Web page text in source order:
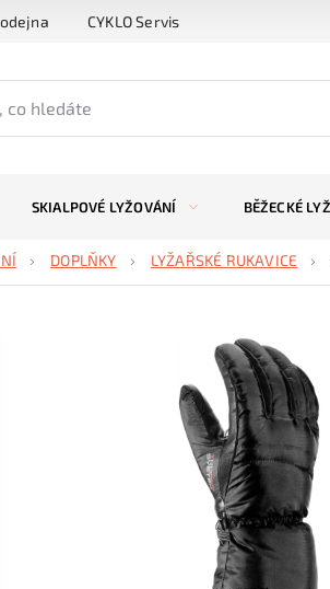
CYKLO Servis
SKIALPOVÉ LYŽOVÁNÍ BĚŽECKÉ
DOPLŇKY LYŽAŘSKÉ RUKAVICE